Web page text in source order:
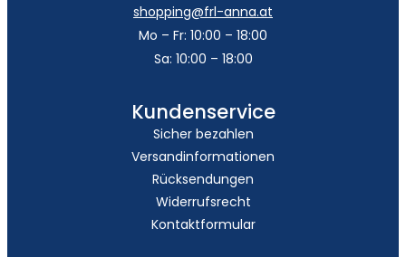
shopping@frl-anna.at
Mo – Fr: 10:00 – 18:00
Sa: 10:00 – 18:00
Kundenservice
Sicher bezahlen
Versandinformationen
Rücksendungen
Widerrufsrecht
Kontaktformular